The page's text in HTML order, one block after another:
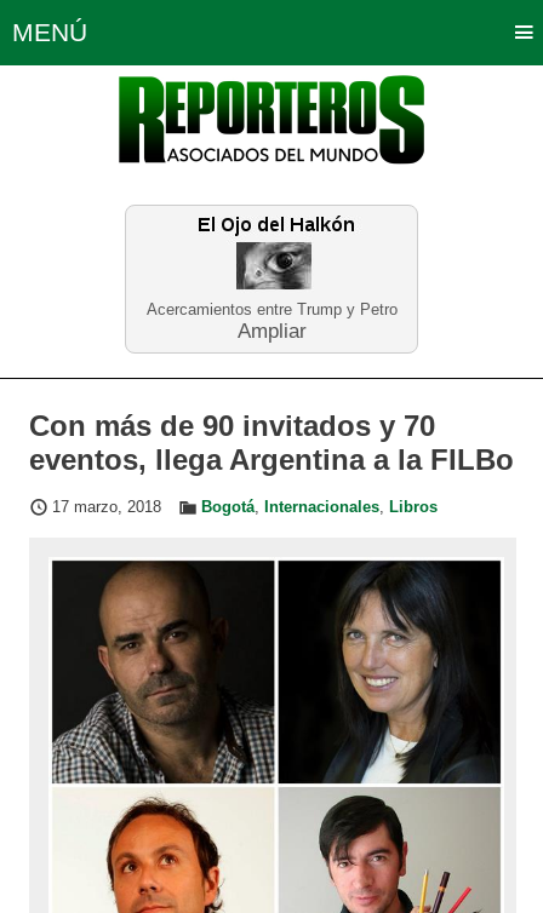
Acercamientos entre Trump y Petro
Ampliar
MENÚ
Política Opinión Bogotá
Planeta Tierra Deportes
Educación Neira
Con más de 90 invitados y 70
eventos, llega Argentina a la FILBo
17 marzo, 2018 Bogotá, Internacionales, Libros